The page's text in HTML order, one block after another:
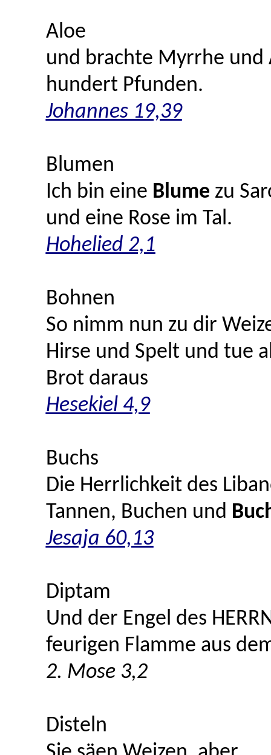
Aloe
und brachte Myrrhe und
hundert Pfunden.
Johannes 19,39
Blumen
Ich bin eine Blume zu
und eine Rose im Tal.
Hohelied 2,1
Bohnen
So nimm nun zu dir
Hirse und Spelt und tue
Brot daraus
Hesekiel 4,9
Buchs
Die Herrlichkeit des
Tannen, Buchen und
Jesaja 60,13
Diptam
Und der Engel des
feurigen Flamme aus
2. Mose 3,2
Disteln